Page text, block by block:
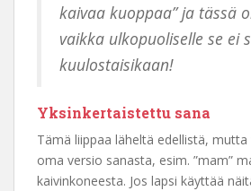
kaivaa kuoppaa” ja tässä
vaikka ulkopuoliselle se ei
kuulostaisikaan!
Yksinkertaistettu sana
Tämä liippaa läheltä edellistä, mutta
oma versio sanasta, esim. ”mam”
kaivinkoneesta. Jos lapsi käyttää